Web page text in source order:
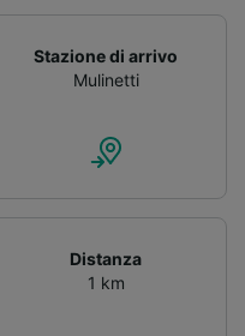
Stazione di arrivo
Mulinetti
Distanza
1 km